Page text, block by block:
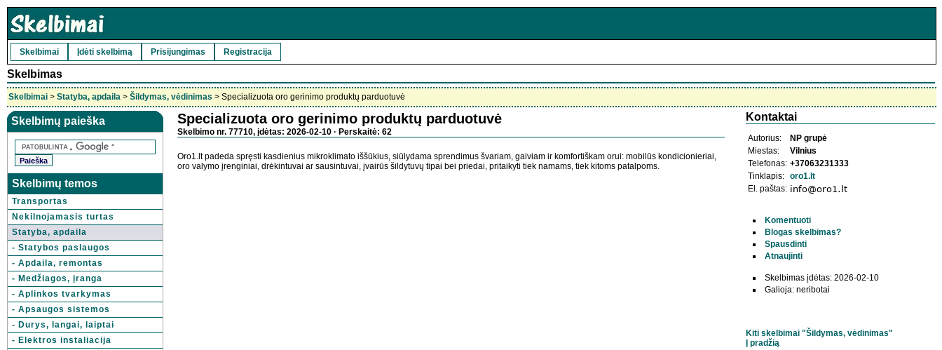
Skelbimai Įdėti skelbimą Prisijungimas Registracija
Skelbimas
Skelbimai > Statyba, apdaila > Šildymas, vėdinimas > Specializuota oro gerinimo produktų parduotuvė
Skelbimų paieška
Skelbimų temos
Transportas
Nekilnojamasis turtas
Statyba, apdaila
- Statybos paslaugos
- Apdaila, remontas
- Medžiagos, įranga
- Aplinkos tvarkymas
- Apsaugos sistemos
- Durys, langai, laiptai
- Elektros instaliacija
Specializuota oro gerinimo produktų parduotuvė
Skelbimo nr. 77710, įdėtas: 2026-02-10 · Perskaitė: 62
Oro1.lt padeda spręsti kasdienius mikroklimato iššūkius, siūlydama sprendimus švariam, gaiviam ir komfortiškam orui: mobilūs kondicionieriai,
oro valymo įrenginiai, drėkintuvai ar sausintuvai, įvairūs šildytuvų tipai bei priedai, pritaikyti tiek namams, tiek kitoms patalpoms.
Kontaktai
Autorius:
NP grupė
Miestas:
Vilnius
Telefonas: +37063231333
Tinklapis: oro1.lt
El. paštas:
Komentuoti
Blogas skelbimas?
Spausdinti
Atnaujinti
Skelbimas įdėtas: 2026-02-10
Galioja: neribotai
Kiti skelbimai "Šildymas, vėdinimas"
Į pradžią